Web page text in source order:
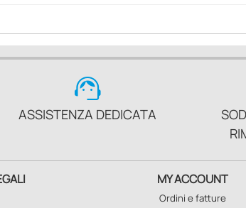
support_agent
ASSISTENZA DEDICATA
MY ACCOUNT
Ordini e fatture